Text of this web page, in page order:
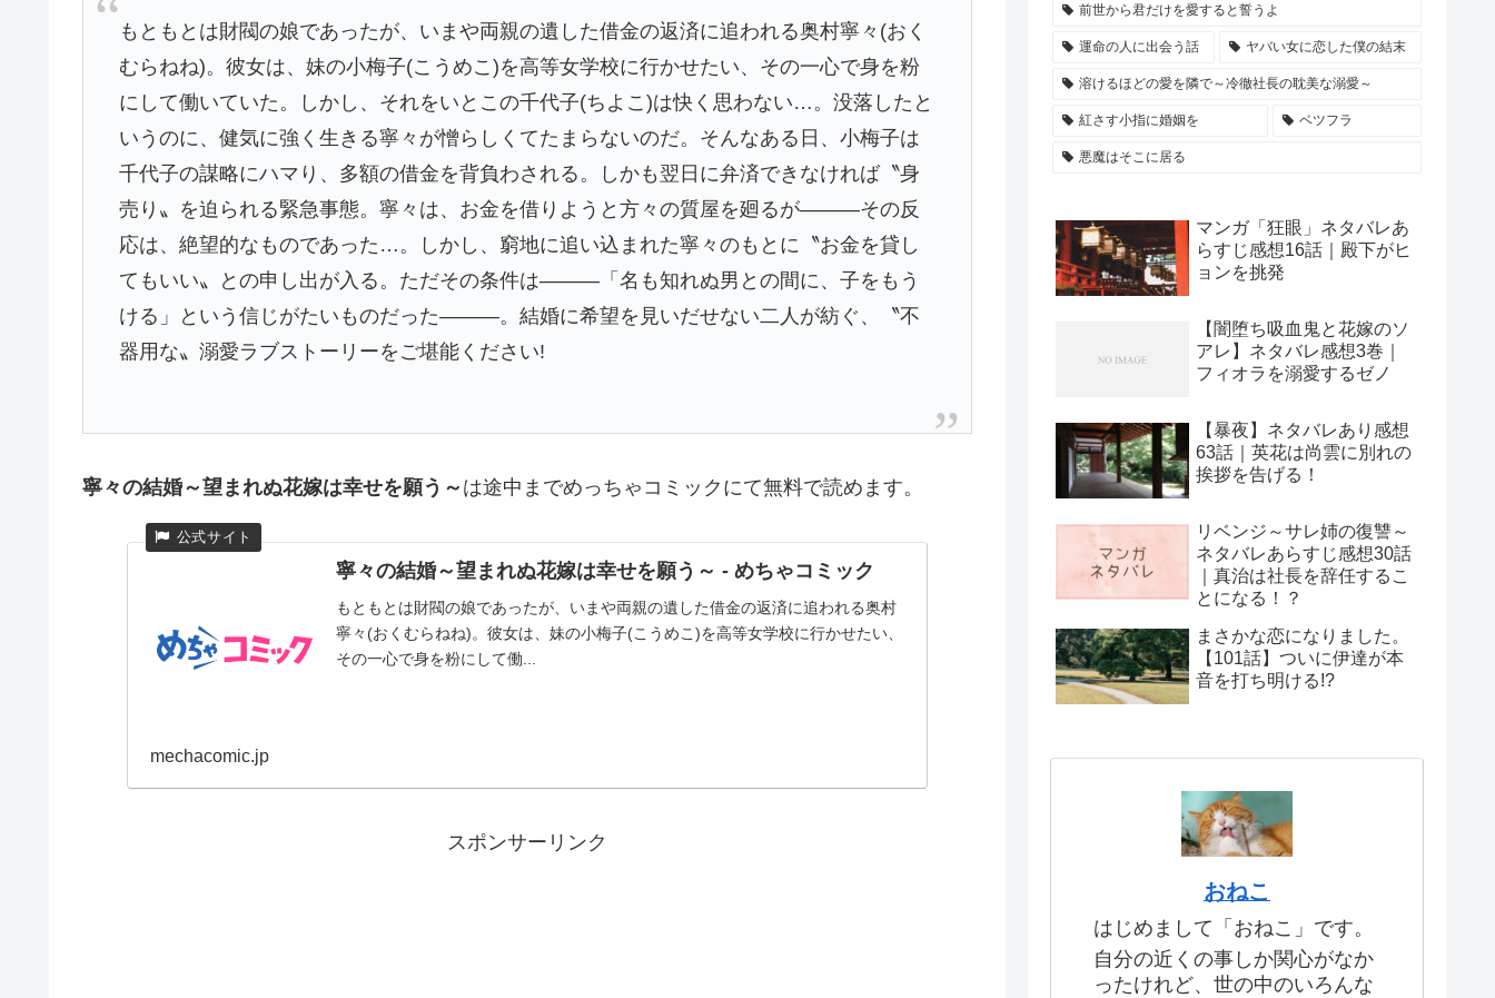
もともとは財閥の娘であったが、いまや両親の遺した借金の返済に追われる奥村寧々(おく
むらねね)。彼女は、妹の小梅子(こうめこ)を高等女学校に行かせたい、その一心で身を粉
にして働いていた。しかし、それをいとこの千代子(ちよこ)は快く思わない…。没落したと
いうのに、健気に強く生きる寧々が憎らしくてたまらないのだ。そんなある日、小梅子は
千代子の謀略にハマり、多額の借金を背負わされる。しかも翌日に弁済できなければ〝身
売り〟を迫られる緊急事態。寧々は、お金を借りようと方々の質屋を廻るが―――その反
応は、絶望的なものであった…。しかし、窮地に追い込まれた寧々のもとに〝お金を貸し
てもいい〟との申し出が入る。ただその条件は―――「名も知れぬ男との間に、子をもう
ける」という信じがたいものだった―――。結婚に希望を見いだせない二人が紡ぐ、〝不
器用な〟溺愛ラブストーリーをご堪能ください!
寧々の結婚～望まれぬ花嫁は幸せを願う～ は途中までめっちゃコミックにて無料で読めます。
寧々の結婚～望まれぬ花嫁は幸せを願う～ - めちゃコミック
もともとは財閥の娘であったが、いまや両親の遺した借金の返済に追われる奥村
寧々(おくむらねね)。彼女は、妹の小梅子(こうめこ)を高等女学校に行かせたい、
その一心で身を粉にして働...
mechacomic.jp
スポンサーリンク
前世から君だけを愛すると誓うよ
運命の人に出会う話 ヤバい女に恋した僕の結末
溶けるほどの愛を隣で～冷徹社長の耽美な溺愛～
紅さす小指に婚姻を ベツフラ
悪魔はそこに居る
マンガ「狂眼」ネタバレあ
らすじ感想16話｜殿下がヒ
ョンを挑発
【闇堕ち吸血鬼と花嫁のソ
アレ】ネタバレ感想3巻｜
フィオラを溺愛するゼノ
【暴夜】ネタバレあり感想
63話｜英花は尚雲に別れの
挨拶を告げる！
リベンジ～サレ姉の復讐～
ネタバレあらすじ感想30話
｜真治は社長を辞任するこ
とになる！？
まさかな恋になりました。
【101話】ついに伊達が本
音を打ち明ける!?
おねこ
はじめまして「おねこ」です。
自分の近くの事しか関心がなか
ったけれど、世の中のいろんな